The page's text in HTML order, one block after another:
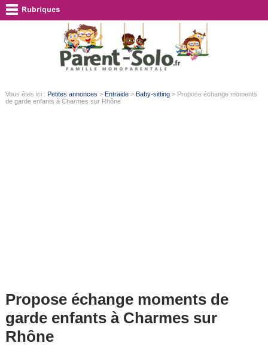
Vous êtes ici : Petites annonces > Entraide> Baby-sitting> Propose échange moments
de garde enfants à Charmes sur Rhône
Propose échange moments de
garde enfants à Charmes sur
Rhône